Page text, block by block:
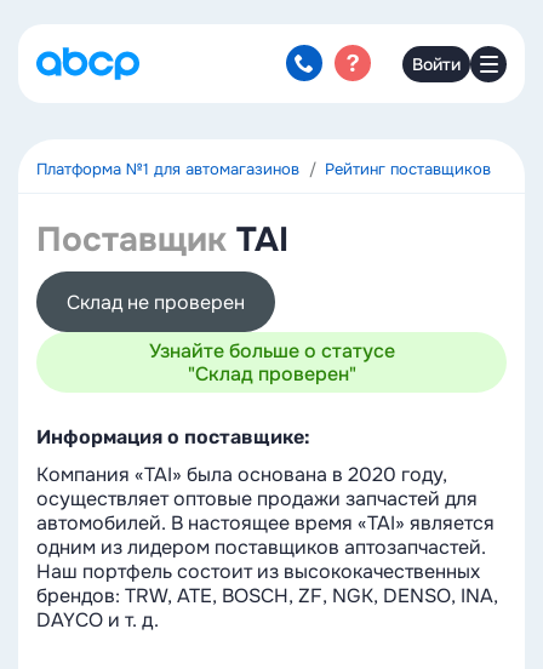
Войти
Платформа №1 для автомагазинов Рейтинг поставщиков
Поставщик TAI
Склад не проверен
Узнайте больше о статусе
"Склад проверен"
Информация о поставщике:
Компания «TAI» была основана в 2020 году,
осуществляет оптовые продажи запчастей для
автомобилей. В настоящее время «TAI» является
одним из лидером поставщиков аптозапчастей.
Наш портфель состоит из высококачественных
брендов: TRW, ATE, BOSCH, ZF, NGK, DENSO, INA,
DAYCO и т. д.